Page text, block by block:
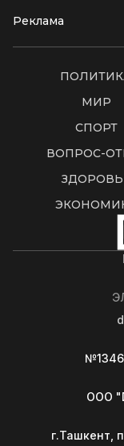
Реклама
МИР
СПОРТ
ВОПРОС-
№1346
OOO
г.Ташкент,